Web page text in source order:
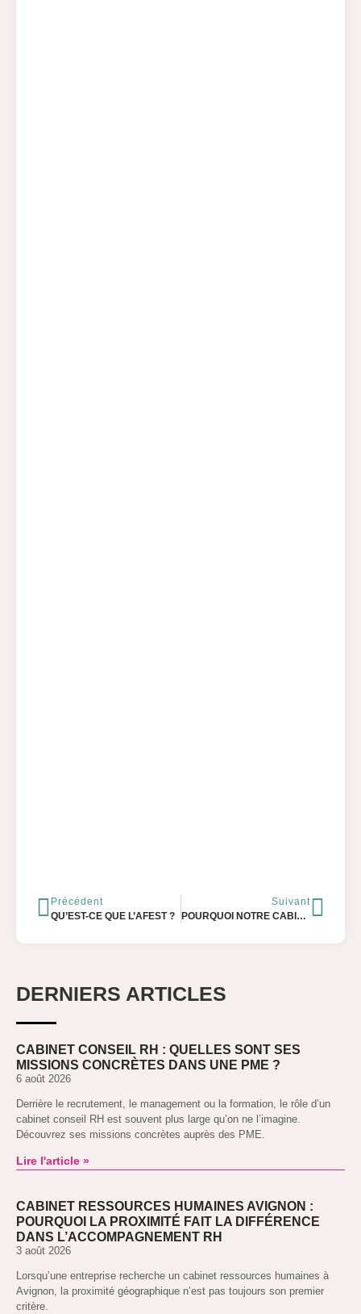
Précédent
QU’EST-CE QUE L’AFEST ?
Suivant
POURQUOI NOTRE CABINET DE RESSOURCES HUMAINES NE RESSEMBLERA JAMAIS À UN AUTRE
DERNIERS ARTICLES
CABINET CONSEIL RH : QUELLES SONT SES
MISSIONS CONCRÈTES DANS UNE PME ?
6 août 2026
Derrière le recrutement, le management ou la formation, le rôle d’un
cabinet conseil RH est souvent plus large qu’on ne l’imagine.
Découvrez ses missions concrètes auprès des PME.
Lire l'article »
CABINET RESSOURCES HUMAINES AVIGNON :
POURQUOI LA PROXIMITÉ FAIT LA DIFFÉRENCE
DANS L’ACCOMPAGNEMENT RH
3 août 2026
Lorsqu’une entreprise recherche un cabinet ressources humaines à
Avignon, la proximité géographique n’est pas toujours son premier
critère.